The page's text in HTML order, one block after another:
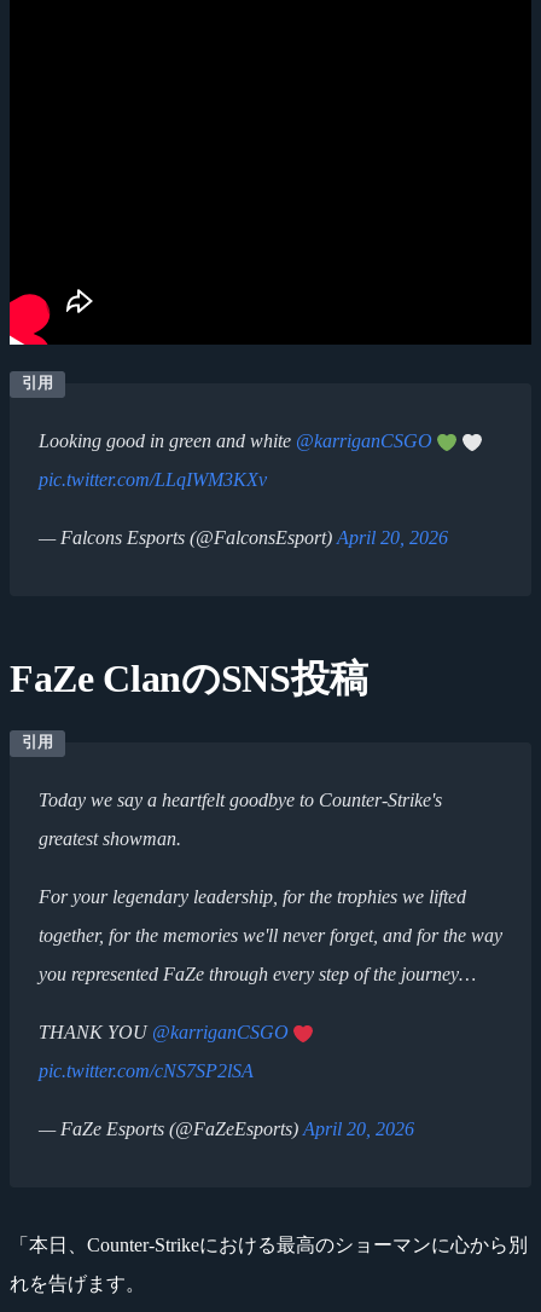
Looking good in green and white @karriganCSGO
pic.twitter.com/LLqIWM3KXv
— Falcons Esports (@FalconsEsport) April 20, 2026
FaZe ClanのSNS投稿
Today we say a heartfelt goodbye to Counter-Strike's
greatest showman.
For your legendary leadership, for the trophies we lifted
together, for the memories we'll never forget, and for the way
you represented FaZe through every step of the journey…
THANK YOU @karriganCSGO
pic.twitter.com/cNS7SP2lSA
— FaZe Esports (@FaZeEsports) April 20, 2026
「本日、Counter-Strikeにおける最高のショーマンに心から別
れを告げます。